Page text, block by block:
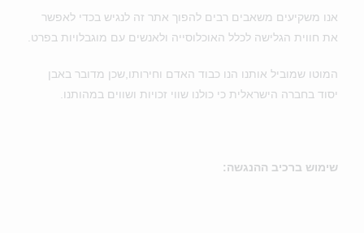
אנו משקיעים משאבים רבים להפוך אתר זה לנגיש בכדי לאפשר
את חווית הגלישה לכלל האוכלוסייה ולאנשים עם מוגבלויות בפרט.
המוטו שמוביל אותנו הנו כבוד האדם וחירותו,שכן מדובר באבן
יסוד בחברה הישראלית כי כולנו שווי זכויות ושווים במהותנו.
שימוש ברכיב ההנגשה: